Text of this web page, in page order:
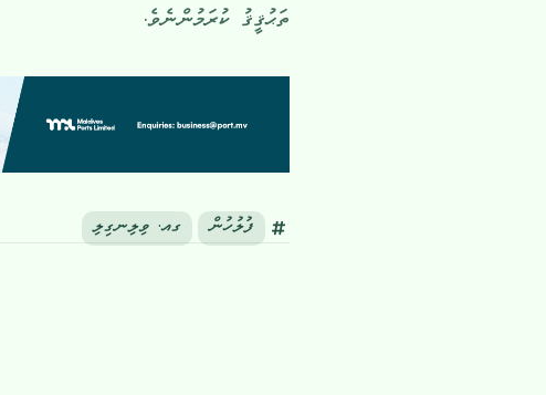
ތަޙުޤީޤު ކުރަމުންނެވެ.
ފުލުހުން ގއ. ވިލިނގިލި